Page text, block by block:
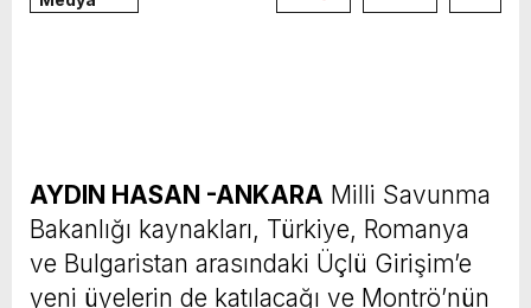
AYDIN HASAN -ANKARA Milli Savunma
Bakanlığı kaynakları, Türkiye, Romanya
ve Bulgaristan arasındaki Üçlü Girişim’e
yeni üyelerin de katılacağı ve Montrö’nün